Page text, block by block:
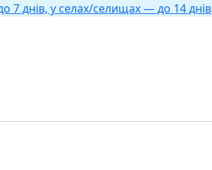
7 днів, у селах/селищах — до 14 днів